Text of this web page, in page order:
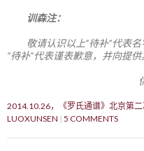
训森注：
敬请认识以上“待补”代表
“待补”代表谨表歉意，并向提
2014.10.26，《罗氏通谱》北京第
LUOXUNSEN 5 COMMENTS